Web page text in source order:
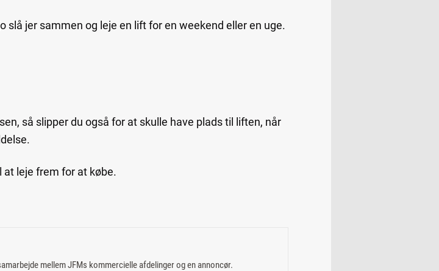
slå jer sammen og leje en lift for en weekend eller en uge.
så slipper du også for at skulle have plads til liften, når
at leje frem for at købe.
mellem JFMs kommercielle afdelinger og en annoncør.